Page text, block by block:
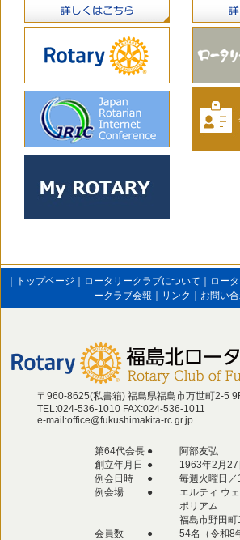
トップページ ロータリークラブについて ロー
ークラブ会報
リンク お問い
〒960-8625(私書箱) 福島県福島市万世町2‐5
TEL:024-536-1010 FAX:024-536-1011
e-mail:office@fukushimakita-rc.gr.jp
第64代会長 ●
阿部友弘
創立年月日
●
1963年2月27
例会日時
●
毎週火曜日
例会場
●
エルティ ウ
ポリアム
福島市野田
会員数
● 54名（令和8